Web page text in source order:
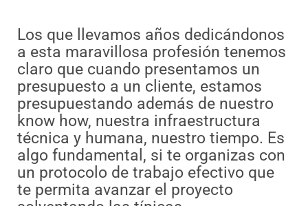
Los que llevamos años dedicándonos
a esta maravillosa profesión tenemos
claro que cuando presentamos un
presupuesto a un cliente, estamos
presupuestando además de nuestro
know how, nuestra infraestructura
técnica y humana, nuestro tiempo. Es
algo fundamental, si te organizas con
un protocolo de trabajo efectivo que
te permita avanzar el proyecto